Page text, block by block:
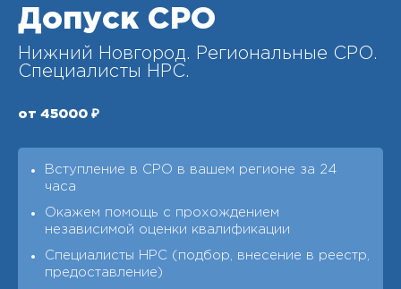
Допуск СРО
Нижний Новгород. Региональные СРО.
Специалисты НРС.
от 45000 ₽
Вступление в СРО в вашем регионе за 24
часа
Окажем помощь с прохождением
независимой оценки квалификации
Специалисты НРС (подбор, внесение в реестр,
предоставление)